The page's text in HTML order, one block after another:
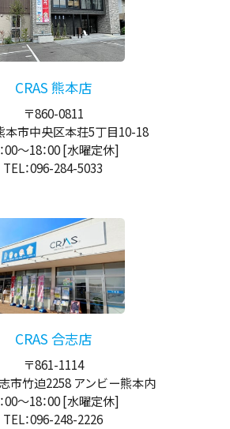
CRAS 熊本店
〒860-0811
本市中央区本荘5丁目10-18
00～18：00[水曜定休]
TEL：096-284-5033
CRAS 合志店
〒861-1114
市竹迫2258 アンビー熊本内
00～18：00[水曜定休]
TEL：096-248-2226